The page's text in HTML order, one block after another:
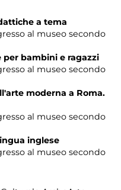
a tema
al museo secondo
per bambini e ragazzi
al museo secondo
moderna a Roma.
al museo secondo
inglese
al museo secondo